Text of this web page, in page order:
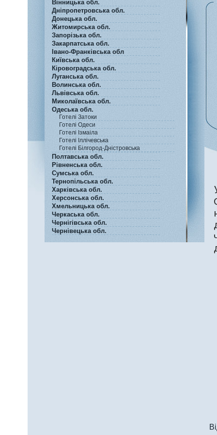
Вінницька обл.
Дніпропетровська обл.
Донецька обл.
Житомирська обл.
Запорізька обл.
Закарпатська обл.
Івано-Франківська обл
Київська обл.
Кіровоградська обл.
Луганська обл.
Волинська обл.
Львівська обл.
Миколаївська обл.
Одеська обл.
Готелі Затоки
Готелі Одеси
Готелі Ізмаіла
Готелі Іллічевська
Готелі Білгород-Дністровська
Полтавська обл.
Рівненська обл.
Сумська обл.
Тернопільська обл.
Харківська обл.
Херсонська обл.
Хмельницька обл.
Черкаська обл.
Чернігівська обл.
Чернівецька обл.